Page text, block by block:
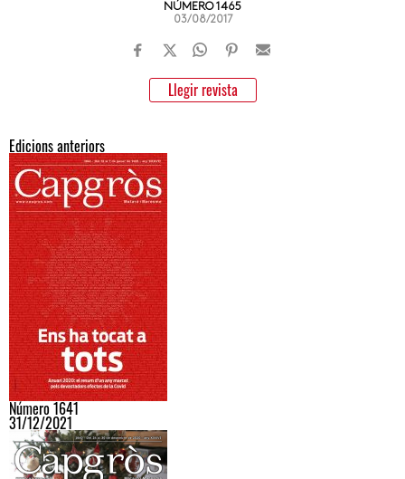
NÚMERO 1465
03/08/2017
Llegir revista
Edicions anteriors
Número 1641
31/12/2021